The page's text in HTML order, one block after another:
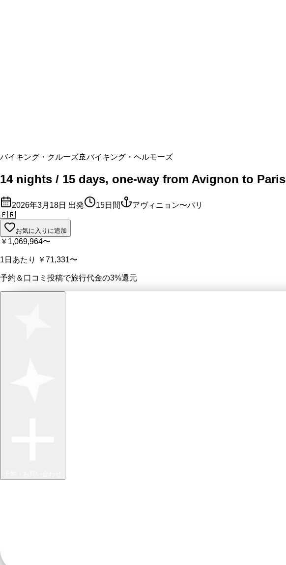
バイキング・クルーズ🚢 バイキング・ヘルモーズ
14 nights / 15 days, one-way from Avignon to Paris
2026年3月18日 出発 15日間
アヴィニョン〜パリ
🇫🇷
お気に入りに追加
￥1,069,964〜
1日あたり ￥71,331〜
予約＆口コミ投稿で旅行代金の3%還元